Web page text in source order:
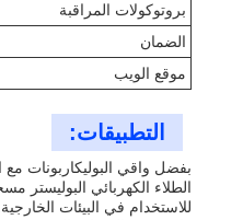
بروتوكولات المراقبة
الضمان
موقع الويب
التطبيقات:
للاستخدام في البيئات الخارجية.